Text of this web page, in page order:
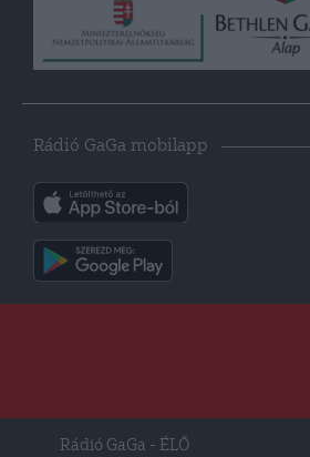
Rádió GaGa mobilapp
Rádió GaGa - ÉLŐ